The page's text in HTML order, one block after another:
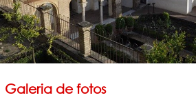
Galeria de fotos